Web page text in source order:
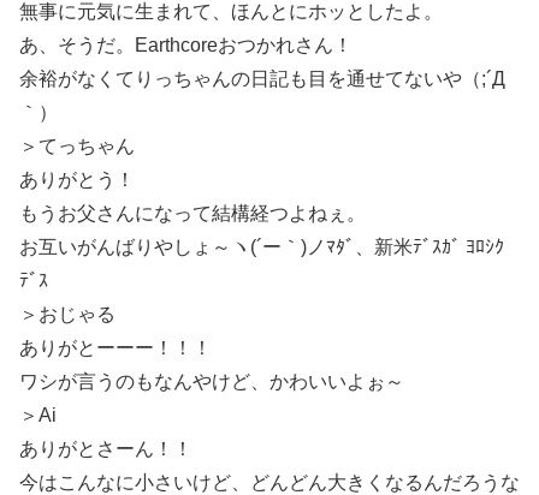
無事に元気に生まれて、ほんとにホッとしたよ。
あ、そうだ。Earthcoreおつかれさん！
余裕がなくてりっちゃんの日記も目を通せてないや（;´Д
｀）
＞てっちゃん
ありがとう！
もうお父さんになって結構経つよねぇ。
お互いがんばりやしょ～ヽ(´ー｀)ノﾏﾀﾞ、新米ﾃﾞｽｶﾞ ﾖﾛｼｸ
ﾃﾞｽ
＞おじゃる
ありがとーーー！！！
ワシが言うのもなんやけど、かわいいよぉ～
＞Ai
ありがとさーん！！
今はこんなに小さいけど、どんどん大きくなるんだろうな